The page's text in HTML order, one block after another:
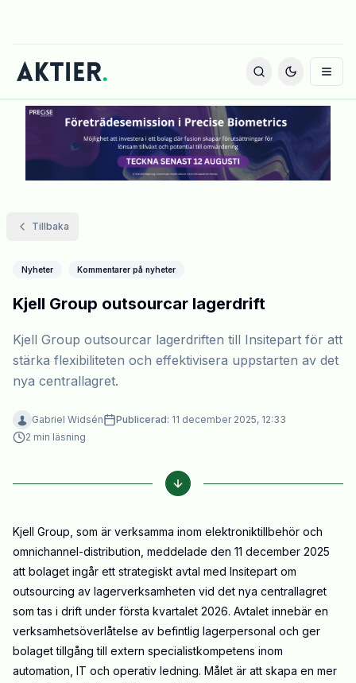
Tillbaka
Nyheter Kommentarer på nyheter
Kjell Group outsourcar lagerdrift
Kjell Group outsourcar lagerdriften till Insitepart för att
stärka flexibiliteten och effektivisera uppstarten av det
nya centrallagret.
Gabriel Widsén Publicerad: 11 december 2025, 12:33
2 min läsning
Kjell Group, som är verksamma inom elektroniktillbehör och
omnichannel-distribution, meddelade den 11 december 2025
att bolaget ingår ett strategiskt avtal med Insitepart om
outsourcing av lagerverksamheten vid det nya centrallagret
som tas i drift under första kvartalet 2026. Avtalet innebär en
verksamhetsöverlåtelse av befintlig lagerpersonal och ger
bolaget tillgång till extern specialistkompetens inom
automation, IT och operativ ledning. Målet är att skapa en mer